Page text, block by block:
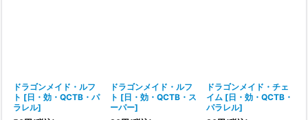
ドラゴンメイド・ルフ
ト [日・効・QCTB・パ
ラレル]
ドラゴンメイド・ルフ
ト [日・効・QCTB・ス
ーパー]
ドラゴンメイド・チェ
イム [日・効・QCTB・
パラレル]